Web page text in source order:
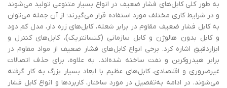
به ‌طور کلی کابل‌های فشار ضعیف در انواع بسیار متنوعی تولید می‌شوند
و در شرایط کاری مختلف مورد استفاده قرار می‌گیرند؛ از آن جمله می‌توان
به کابل فشار ضعیف مقاوم در برابر شعله، کابل‌های زره ​​دار، مدل کم دود
و کابل بدون هالوژن و کابل سازمانی (کنسانتریک)، کابل‌های کنترل و
ابزاردقیق اشاره کرد. برخی انواع کابل‌های فشار ضعیف از مواد مقاوم در
برابر هیدروکربن و نفت ساخته شده‌اند. به ‌علاوه، برای حذف اتصالات
غیرضروری و اقتصادی، کابل‌های عظیم با ابعاد بسیار بزرگ به کار گرفته
می‌شوند. در ادامه به‌تفصیل در مورد ساختار، کاربردها و انواع کابل فشار